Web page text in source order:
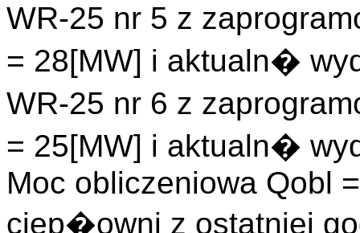
WR-25 nr 5 z
= 28[MW] i aktualn�
WR-25 nr 6 z
= 25[MW] i aktualn�
Moc obliczeniowa Qobl
ciep�owni z ostatniej